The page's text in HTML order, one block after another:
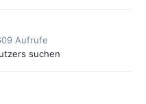
Aufrufe
suchen